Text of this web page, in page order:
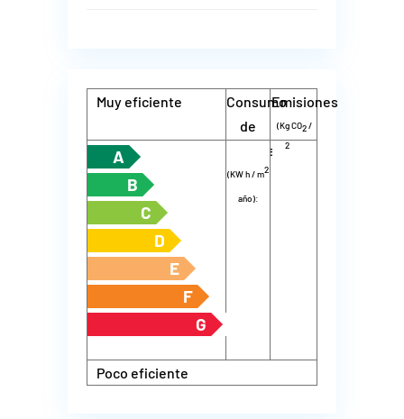
Muy eficiente
Consumo
de
energía
(KW h / m2
año):
Emisiones
(Kg CO2/
2año):
A
B
C
D
E
F
G
Poco eficiente